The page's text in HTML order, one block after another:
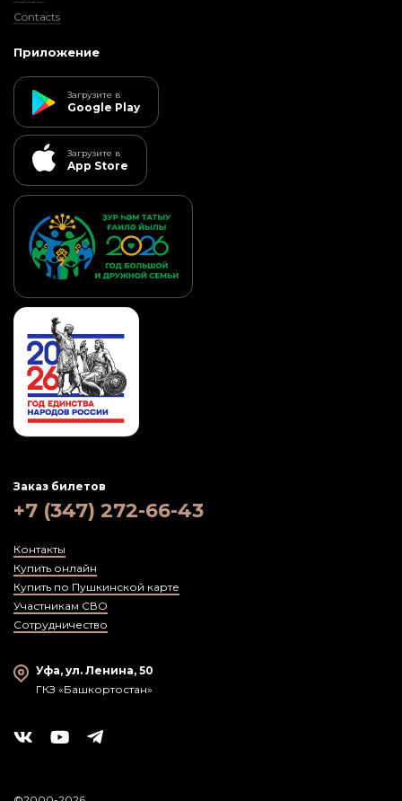
Contacts
Приложение
Загрузите в
Google Play
Загрузите в
App Store
Заказ билетов
+7 (347) 272-66-43
Контакты
Купить онлайн
Купить по Пушкинской карте
Участникам СВО
Сотрудничество
Уфа, ул. Ленина, 50
ГКЗ «Башкортостан»